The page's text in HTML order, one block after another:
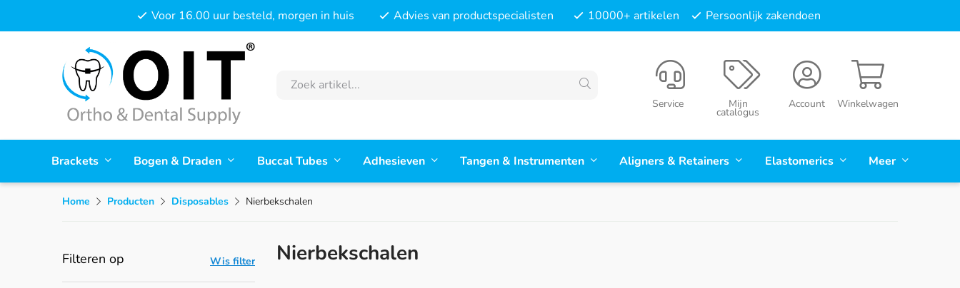
Voor 16.00 uur besteld, morgen in huis Advies van productspecialisten 10000+ artikelen Persoonlijk zakendoen
Winkelwagen
Account
Mijn
catalogus
Service
Brackets Bogen & Draden Buccal Tubes Adhesieven Tangen & Instrumenten Aligners & Retainers Elastomerics Meer
Home Producten Disposables Nierbekschalen
Filteren op Wis filter Nierbekschalen